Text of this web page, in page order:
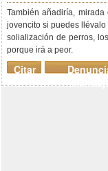
También añadiría,
jovencito si puedes
solialización de perros,
porque irá a peor.
mensaje
Citar